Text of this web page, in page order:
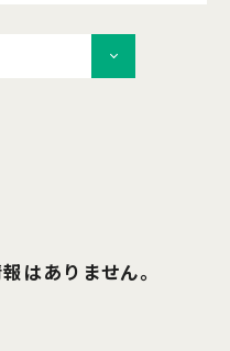
はありません。